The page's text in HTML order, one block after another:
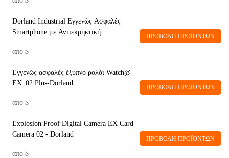
DORLAND
Dorland Industrial Εγγενώς Ασφαλές
Smartphone με Αντιεκρηκτική
έκδοση)
από $
ΠΡΟΒΟΛΉ ΠΡΟΪΌΝΤΩΝ
Εγγενώς ασφαλές έξυπνο ρολόι Watch@
EX_02 Plus-Dorland
από $
ΠΡΟΒΟΛΉ ΠΡΟΪΌΝΤΩΝ
Explosion Proof Digital Camera EX Card
Camera 02 - Dorland
από $
ΠΡΟΒΟΛΉ ΠΡΟΪΌΝΤΩΝ